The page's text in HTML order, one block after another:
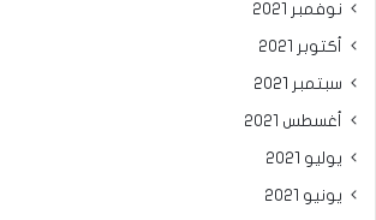
نوفمبر 2021
أكتوبر 2021
سبتمبر 2021
أغسطس 2021
يوليو 2021
يونيو 2021